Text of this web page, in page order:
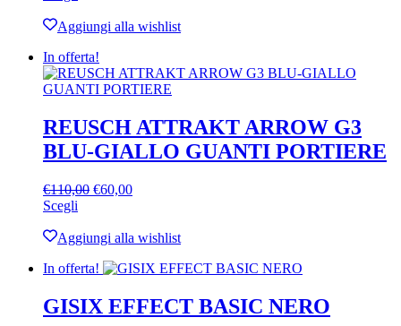
era:
è:
ha
varianti.
Le
opzioni
essere
scelte
nella
del
Aggiungi alla wishlist
In offerta!
REUSCH ATTRAKT ARROW G3
BLU-GIALLO GUANTI PORTIERE
€110,00 Il
era:
€60,00Il
è:
Scegli
ha
varianti.
opzioni
possono
Aggiungi alla wishlist
In offerta!
GISIX EFFECT BASIC NERO